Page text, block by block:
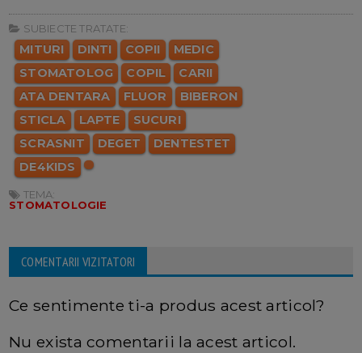
SUBIECTE TRATATE:
MITURI DINTI COPII
MEDIC
STOMATOLOG
COPIL
CARII
ATA DENTARA
FLUOR
BIBERON
STICLA
LAPTE
SUCURI
SCRASNIT
DEGET
DENTESTET
DE4KIDS
TEMA:
STOMATOLOGIE
COMENTARII VIZITATORI
Ce sentimente ti-a produs acest articol?
Nu exista comentarii la acest articol.